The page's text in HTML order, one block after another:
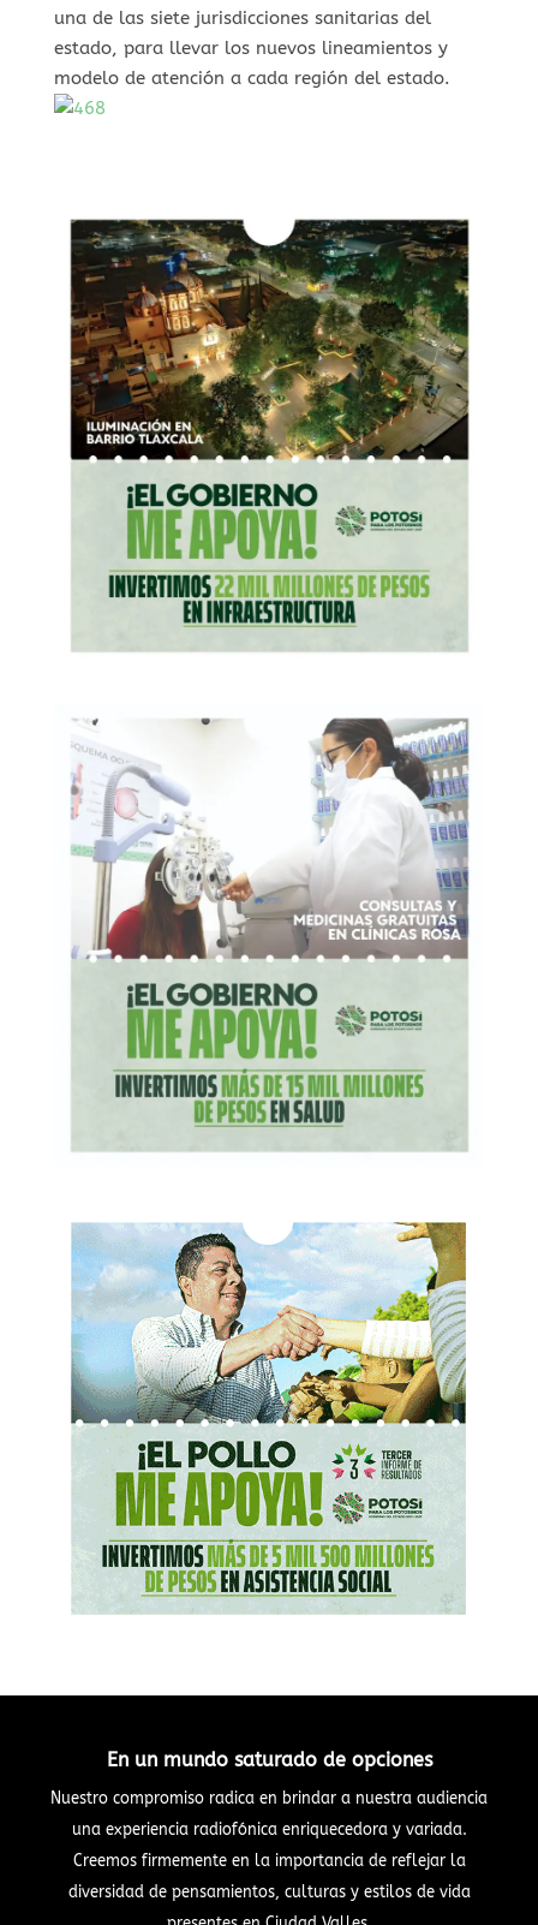
una de las siete jurisdicciones sanitarias del
estado, para llevar los nuevos lineamientos y
modelo de atención a cada región del estado.
En un mundo saturado de opciones
Nuestro compromiso radica en brindar a nuestra audiencia
una experiencia radiofónica enriquecedora y variada.
Creemos firmemente en la importancia de reflejar la
diversidad de pensamientos, culturas y estilos de vida